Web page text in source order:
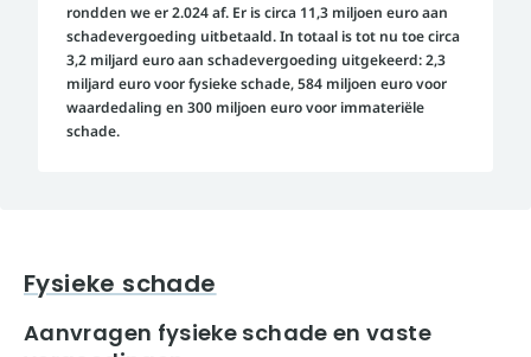
rondden we er 2.024 af. Er is circa 11,3 miljoen euro aan
schadevergoeding uitbetaald. In totaal is tot nu toe circa
3,2 miljard euro aan schadevergoeding uitgekeerd: 2,3
miljard euro voor fysieke schade, 584 miljoen euro voor
waardedaling en 300 miljoen euro voor immateriële
schade.
Fysieke schade
Aanvragen fysieke schade en vaste